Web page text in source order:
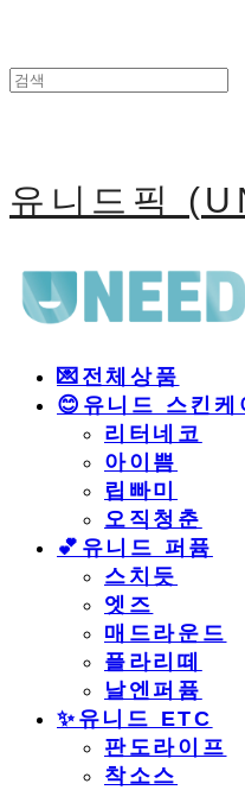
유니드픽
💌전체상품
😊유니드 스킨케
리터네코
아이쁨
립빠미
오직청춘
💕유니드 퍼퓸
스치듯
엣즈
매드라운드
플라리떼
날엔퍼퓸
​✨유니드 ETC
판도라이프
착소스